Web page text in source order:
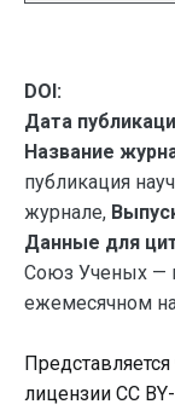
DOI:
Дата
Название
публикация
журнале,
Данные для
Союз Ученых —
ежемесячном
лицензии CC